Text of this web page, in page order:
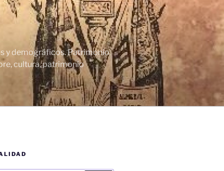
y demográficos. Patrimonio
cultura, patrimonio